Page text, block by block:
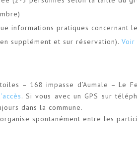
informations pratiques concernant
supplément et sur réservation).
– 168 impasse d’Aumale – Le
. Si vous avec un GPS sur
dans la commune.
spontanément entre les